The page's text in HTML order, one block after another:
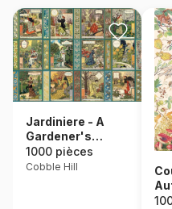
Jardiniere - A
Gardener's
Calendar
1000 pièces
Cobble Hill